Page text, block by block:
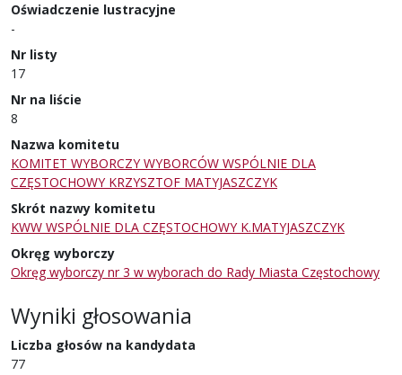
Oświadczenie lustracyjne
-
Nr listy
17
Nr na liście
8
Nazwa komitetu
KOMITET WYBORCZY WYBORCÓW WSPÓLNIE DLA
CZĘSTOCHOWY KRZYSZTOF MATYJASZCZYK
Skrót nazwy komitetu
KWW WSPÓLNIE DLA CZĘSTOCHOWY K.MATYJASZCZYK
Okręg wyborczy
Okręg wyborczy nr 3 w wyborach do Rady Miasta Częstochowy
Wyniki głosowania
Liczba głosów na kandydata
77